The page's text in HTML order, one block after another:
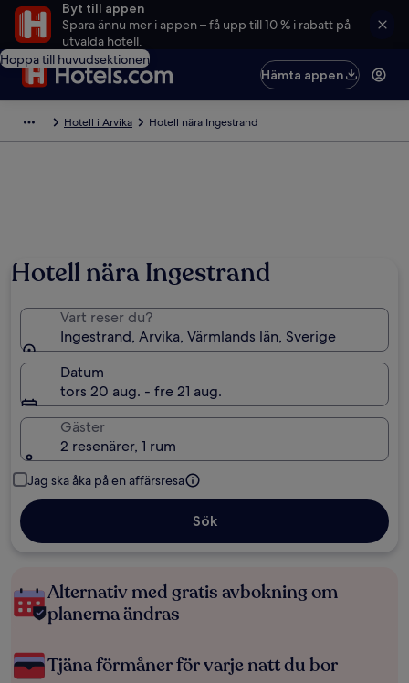
Byt till appen
Spara ännu mer i appen – få upp till 10 % i rabatt på
utvalda hotell.
Hoppa till huvudsektionen
Hämta appen
Hotell i Arvika Hotell nära Ingestrand
Hotell nära Ingestrand
Vart reser du?
Ingestrand, Arvika, Värmlands län, Sverige
Datum
tors 20 aug. - fre 21 aug.
Gäster
2 resenärer, 1 rum
Jag ska åka på en affärsresa
Sök
Alternativ med gratis avbokning om
planerna ändras
Tjäna förmåner för varje natt du bor